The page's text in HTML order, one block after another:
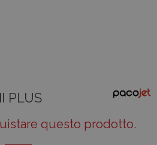
PLUS
questo prodotto.